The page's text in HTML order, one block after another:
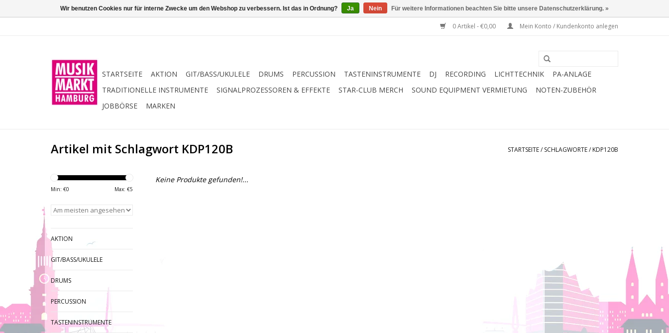
0 Artikel - €0,00 Mein Konto / Kundenkonto anlegen
STARTSEITE AKTION GIT/BASS/UKULELE DRUMS PERCUSSION TASTENINSTRUMENTE DJ RECORDING LICHTTECHNIK
PA-ANLAGE
TRADITIONELLE INSTRUMENTE
SIGNALPROZESSOREN & EFFEKTE STAR-CLUB MERCH SOUND EQUIPMENT VERMIETUNG
NOTEN-ZUBEHÖR
JOBBÖRSE
MARKEN
Artikel mit Schlagwort KDP120B STARTSEITE/ SCHLAGWORTE/ KDP120B
Min: €0 Max: €5
AKTION
GIT/BASS/UKULELE
DRUMS
PERCUSSION
TASTENINSTRUMENTE
Keine Produkte gefunden!...
Wir benutzen Cookies nur für interne Zwecke um den Webshop zu verbessern. Ist das in Ordnung? Ja Nein Für weitere Informationen beachten Sie bitte unsere Datenschutzerklärung. »